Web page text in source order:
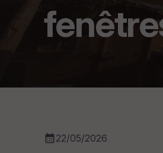
calendar_month22/05/2026